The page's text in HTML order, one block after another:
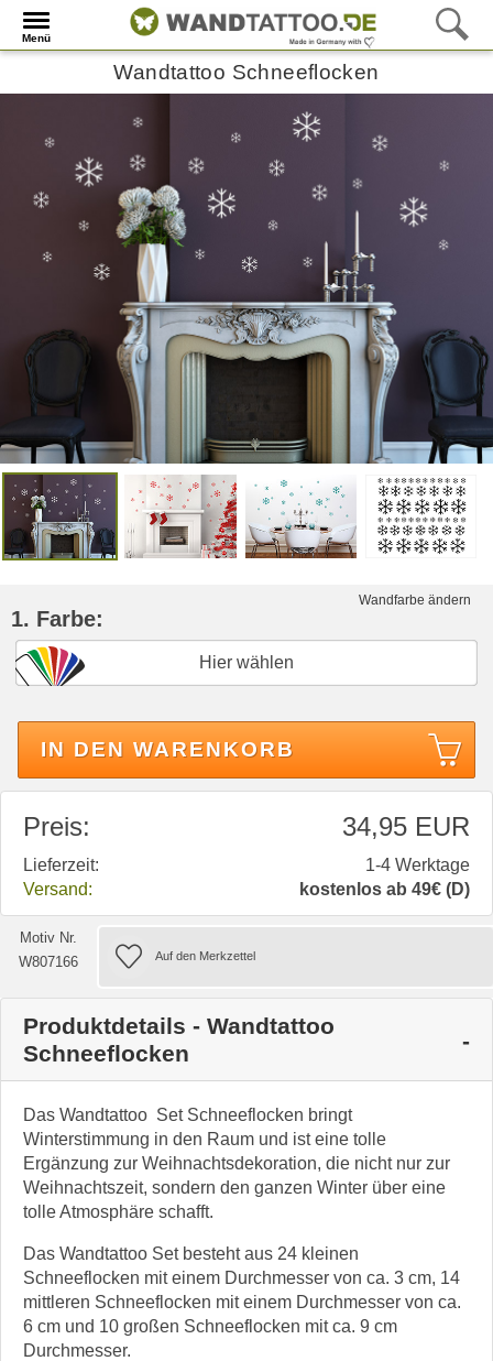
Menü
Wandtattoo Schneeflocken
Wandfarbe ändern
1. Farbe:
Hier wählen
IN DEN WARENKORB
Preis: 34,95 EUR
Lieferzeit:
1-4 Werktage
Versand:
kostenlos ab 49€ (D)
Motiv Nr.
W807166
Produktdetails - Wandtattoo
Schneeflocken
Das Wandtattoo Set Schneeflocken bringt
Winterstimmung in den Raum und ist eine tolle
Ergänzung zur Weihnachtsdekoration, die nicht nur zur
Weihnachtszeit, sondern den ganzen Winter über eine
tolle Atmosphäre schafft.
Das Wandtattoo Set besteht aus 24 kleinen
Schneeflocken mit einem Durchmesser von ca. 3 cm, 14
mittleren Schneeflocken mit einem Durchmesser von ca.
6 cm und 10 großen Schneeflocken mit ca. 9 cm
Durchmesser.